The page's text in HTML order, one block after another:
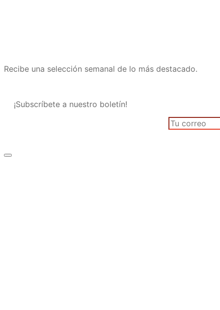
Recibe una selección semanal de lo más destacado.
¡Subscríbete a nuestro boletín!